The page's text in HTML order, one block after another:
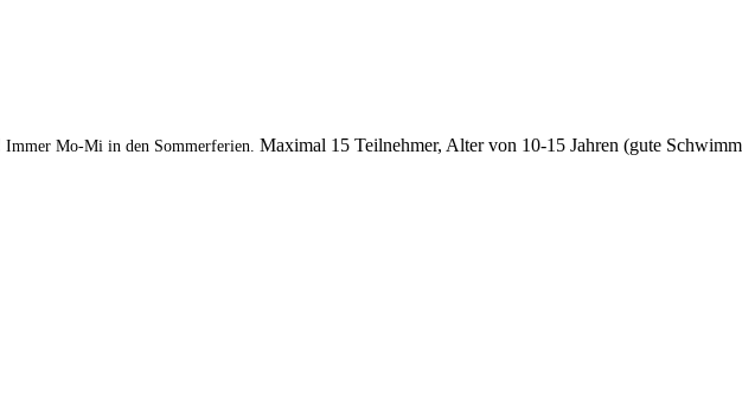
Immer Mo-Mi in den Sommerferien. Maximal 15 Teilnehmer, Alter von 10-15 Jahren (gute